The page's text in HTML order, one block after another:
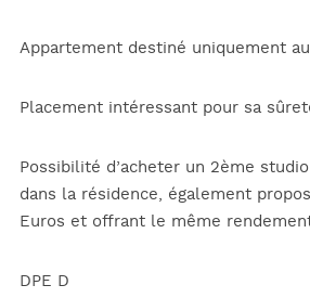
Appartement destiné uniquement
Placement intéressant pour sa
Possibilité d’acheter un 2ème
dans la résidence, également
Euros et offrant le même
DPE D